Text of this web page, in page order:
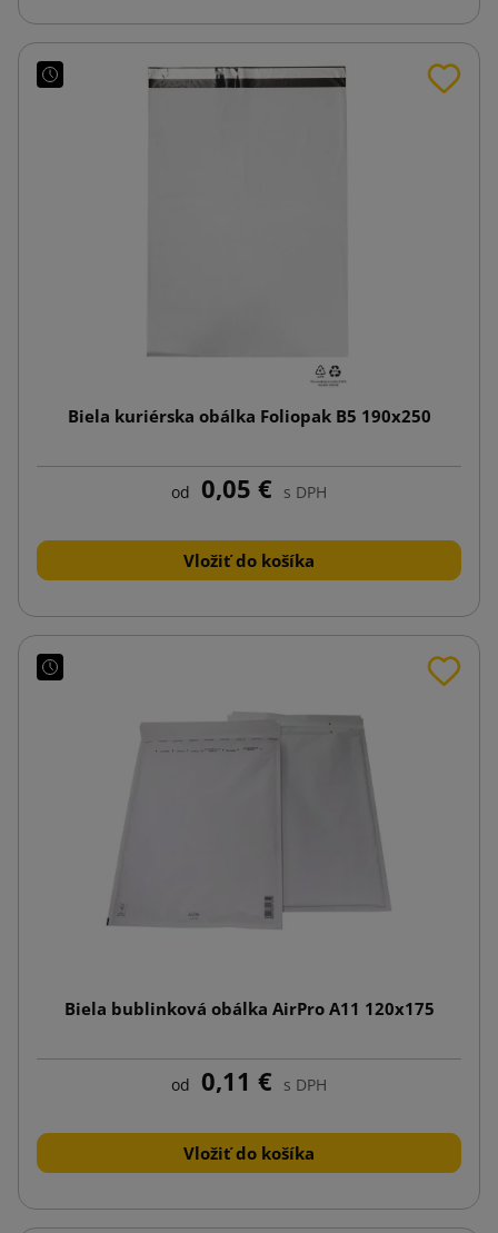
Biela kuriérska obálka Foliopak B5 190x250
od 0,05 € s DPH
Vložiť do košíka
Biela bublinková obálka AirPro A11 120x175
od 0,11 € s DPH
Vložiť do košíka